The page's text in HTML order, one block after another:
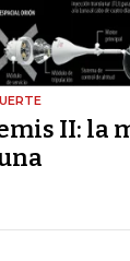
II: la